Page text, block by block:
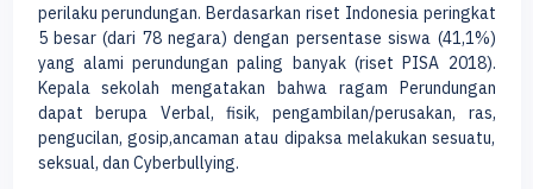
perilaku perundungan. Berdasarkan riset Indonesia peringkat
5 besar (dari 78 negara) dengan persentase siswa (41,1%)
yang alami perundungan paling banyak (riset PISA 2018).
Kepala sekolah mengatakan bahwa ragam Perundungan
dapat berupa Verbal, fisik, pengambilan/perusakan, ras,
pengucilan, gosip,ancaman atau dipaksa melakukan sesuatu,
seksual, dan Cyberbullying.